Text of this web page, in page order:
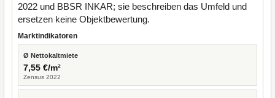
2022 und BBSR INKAR; sie beschreiben das Umfeld und
ersetzen keine Objektbewertung.
Marktindikatoren
Ø Nettokaltmiete
7,55 €/m²
Zensus 2022